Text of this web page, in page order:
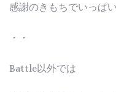
感謝のきもちでいっぱ
・・
Battle以外では